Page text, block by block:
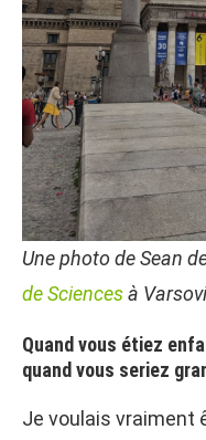
Une photo de Sean
de Sciencesà
Quand vous étiez
quand vous seriez
Je voulais vraiment